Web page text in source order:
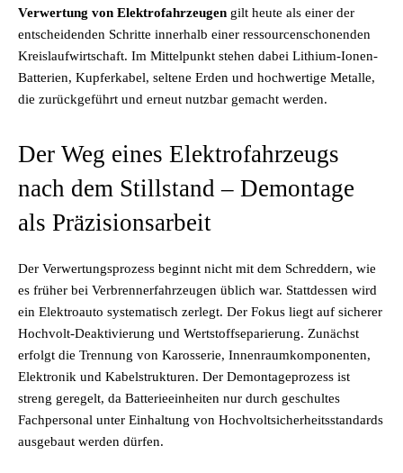
Verwertung von Elektrofahrzeugen gilt heute als einer der
entscheidenden Schritte innerhalb einer ressourcenschonenden
Kreislaufwirtschaft. Im Mittelpunkt stehen dabei Lithium-Ionen-
Batterien, Kupferkabel, seltene Erden und hochwertige Metalle,
die zurückgeführt und erneut nutzbar gemacht werden.
Der Weg eines Elektrofahrzeugs
nach dem Stillstand – Demontage
als Präzisionsarbeit
Der Verwertungsprozess beginnt nicht mit dem Schreddern, wie
es früher bei Verbrennerfahrzeugen üblich war. Stattdessen wird
ein Elektroauto systematisch zerlegt. Der Fokus liegt auf sicherer
Hochvolt-Deaktivierung und Wertstoffseparierung. Zunächst
erfolgt die Trennung von Karosserie, Innenraumkomponenten,
Elektronik und Kabelstrukturen. Der Demontageprozess ist
streng geregelt, da Batterieeinheiten nur durch geschultes
Fachpersonal unter Einhaltung von Hochvoltsicherheitsstandards
ausgebaut werden dürfen.